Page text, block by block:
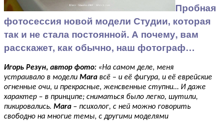
Пробная
фотосессия новой модели Студии, которая
так и не стала постоянной. А почему, вам
расскажет, как обычно, наш фотограф…
Игорь Резун, автор фото: «На самом деле, меня
устраивало в модели Mara всё – и её фигура, и её еврейские
огненные очи, и прекрасные, женсвенные ступни… И даже
характер – в принципе; сниматься было легко, шутили,
пикировались. Mara – психолог, с ней можно говорить
свободно на многие темы, с другими моделями